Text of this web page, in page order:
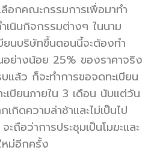
ลือกคณะกรรมการเพื่อมาทำ
เนินกิจกรรมต่างๆ ในนาม
ยนบริษัทขึ้นตอนนี้จะต้องทำ
อย่างน้อย 25% ของราคาจริง
แล้ว ก็จะทำการขอจดทะเบียน
บียนภายใน 3 เดือน นับแต่วัน
กิดความล่าช้าและไม่เป็นไป
ะถือว่าการประชุมเป็นโมฆะและ
ม่อีกครั้ง